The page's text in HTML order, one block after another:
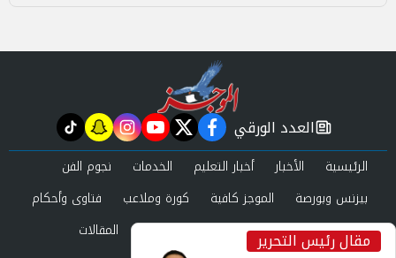
مقال رئيس التحرير
newspaper
العدد الورقي facebook
twitter
youtube
instagram
snapchat
tiktok
الرئيسية الأخبار أخبار التعليم الخدمات
نجوم الفن
بيزنس وبورصة
الموجز كافية كورة وملاعب
فتاوى وأحكام
صحة وجمال
عرب وعالم حوادث ومحاكم
المقالات